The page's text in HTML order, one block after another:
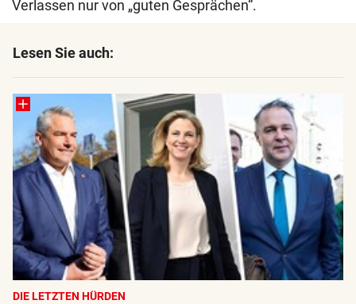
Verlassen nur von „guten Gesprächen“.
Lesen Sie auch:
DIE LETZTEN HÜRDEN